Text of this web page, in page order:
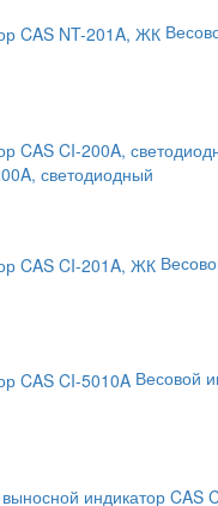
светодиодный
Весовой